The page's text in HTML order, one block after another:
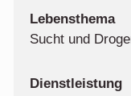
Sucht und